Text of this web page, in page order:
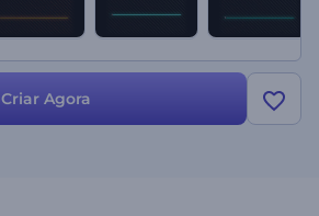
Criar Agora